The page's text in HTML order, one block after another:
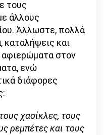
τους
άλλους
Άλλωστε, πολλά
καταλήψεις και
αφιερώματα στον
ενώ
διάφορες
χασίκλες, τους
ρεμπέτες και τους